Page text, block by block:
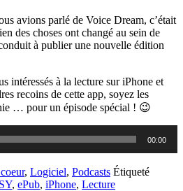
avions parlé de Voice Dream, c’était
des choses ont changé au sein de
à publier une nouvelle édition
intéressés à la lecture sur iPhone et
recoins de cette app, soyez les
… pour un épisode spécial ! 😉
00:00
, Logiciel, Podcasts Étiqueté
, ePub, iPhone, Lecture